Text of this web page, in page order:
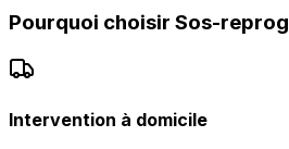
Pourquoi choisir Sos-reprog
Intervention à domicile